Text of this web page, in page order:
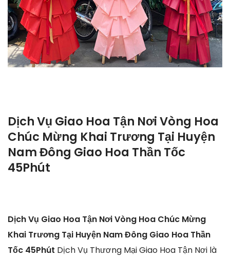
Dịch Vụ Giao Hoa Tận Nơi Vòng Hoa
Chúc Mừng Khai Trương Tại Huyện
Nam Đông Giao Hoa Thần Tốc
45Phút
Dịch Vụ Giao Hoa Tận Nơi Vòng Hoa Chúc Mừng
Khai Trương Tại Huyện Nam Đông Giao Hoa Thần
Tốc 45Phút Dịch Vụ Thương Mại Giao Hoa Tận Nơi là